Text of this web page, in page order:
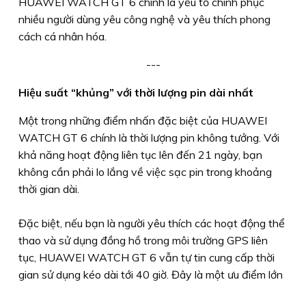
nhiều người dùng yêu công nghệ và yêu thích phong
cách cá nhân hóa.
---
Hiệu suất “khủng” với thời lượng pin dài nhất
Một trong những điểm nhấn đặc biệt của HUAWEI
WATCH GT 6 chính là thời lượng pin không tưởng. Với
khả năng hoạt động liên tục lên đến 21 ngày, bạn
không cần phải lo lắng về việc sạc pin trong khoảng
thời gian dài.
Đặc biệt, nếu bạn là người yêu thích các hoạt động thể
thao và sử dụng đồng hồ trong môi trường GPS liên
tục, HUAWEI WATCH GT 6 vẫn tự tin cung cấp thời
gian sử dụng kéo dài tới 40 giờ. Đây là một ưu điểm lớn